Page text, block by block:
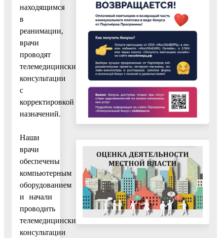
находящимся
в
реанимации,
врачи
проводят
телемедицинские
консультации
с
корректировкой
назначений.
Наши
врачи
обеспечены
компьютерным
оборудованием
и начали
проводить
телемедицинские
консультации